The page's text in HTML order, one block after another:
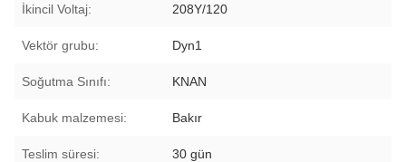
İkincil Voltaj: 208Y/120
Vektör grubu: Dyn1
Soğutma Sınıfı: KNAN
Kabuk malzemesi: Bakır
Teslim süresi: 30 gün